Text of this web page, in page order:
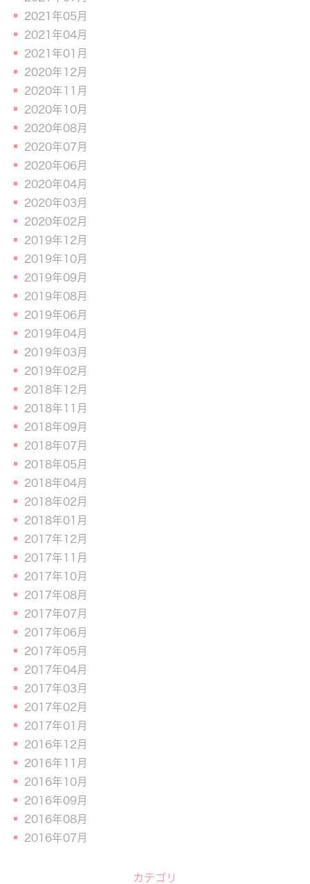
2021年05月
2021年04月
2021年01月
2020年12月
2020年11月
2020年10月
2020年08月
2020年07月
2020年06月
2020年04月
2020年03月
2020年02月
2019年12月
2019年10月
2019年09月
2019年08月
2019年06月
2019年04月
2019年03月
2019年02月
2018年12月
2018年11月
2018年09月
2018年07月
2018年05月
2018年04月
2018年02月
2018年01月
2017年12月
2017年11月
2017年10月
2017年08月
2017年07月
2017年06月
2017年05月
2017年04月
2017年03月
2017年02月
2017年01月
2016年12月
2016年11月
2016年10月
2016年09月
2016年08月
2016年07月
カテゴリ